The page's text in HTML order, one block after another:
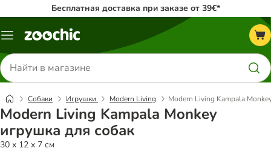
Бесплатная доставка при заказе от 39€*
Каталог
Поиск
товаров
Собаки Игрушки Modern Living Modern Living Kampala
Modern Living Kampala Monkey
игрушка для собак
30 x 12 x 7 см